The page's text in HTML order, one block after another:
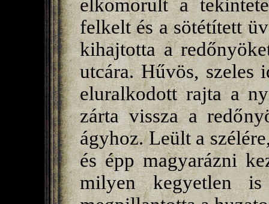
elkomorult a
felkelt és a sötétített
kihajtotta a
utcára. Hűvös, szeles
eluralkodott rajta a
zárta vissza a
ágyhoz. Leült a
és épp magyarázni
milyen kegyetlen